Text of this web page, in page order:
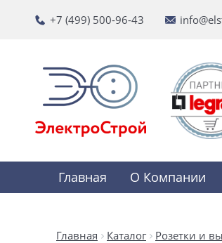
+7 (499) 500-96-43
Главная О Компании
Главная Каталог Розетки и